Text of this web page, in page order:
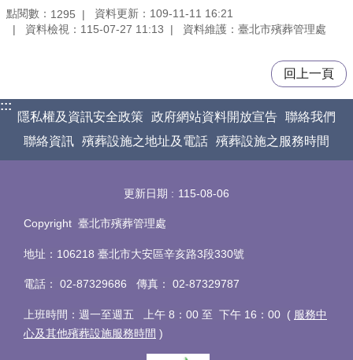
點閱數： 1295
資料更新：109-11-11 16:21
資料檢視：115-07-27 11:13
資料維護：臺北市殯葬管理處
回上一頁
:::
隱私權及資訊安全政策 政府網站資料開放宣告 聯絡我們
聯絡資訊 殯葬設施之地址及電話 殯葬設施之服務時間
更新日期 115-08-06
Copyright 臺北市殯葬管理處
地址：106218 臺北市大安區辛亥路3段330號
電話 ： 02-87329686 傳真 ： 02-87329787
上班時間：週一至週五 上午 8：00 至 下午 16：00 ( 服務中
心及其他殯葬設施服務時間 )